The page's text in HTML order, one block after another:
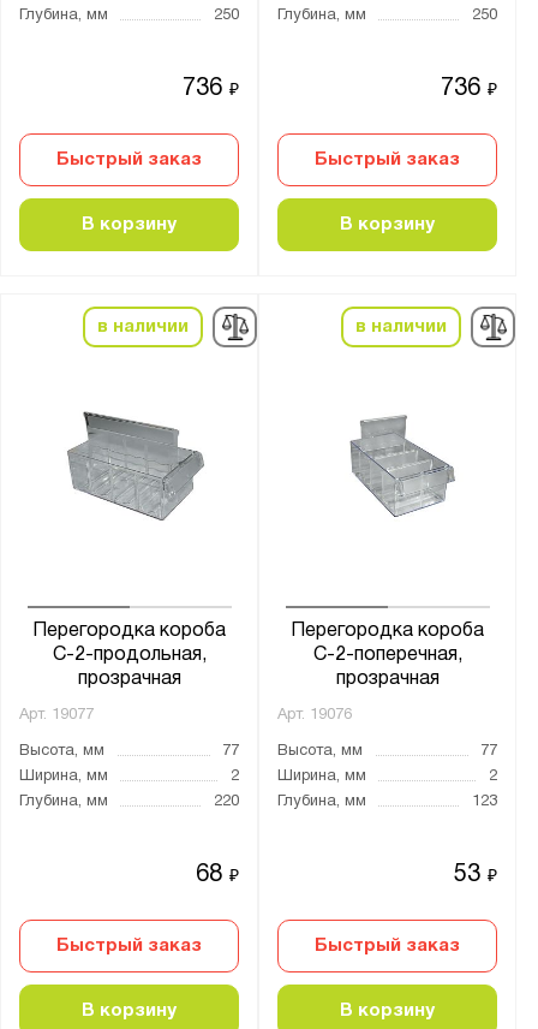
Глубина, мм
250
736₽
Быстрый заказ
В корзину
Глубина, мм
250
736₽
Быстрый заказ
В корзину
в наличии
Перегородка короба
С-2-продольная,
прозрачная
Арт. 19077
Высота, мм
77
Ширина, мм
2
Глубина, мм
220
68₽
Быстрый заказ
В корзину
в наличии
Перегородка короба
С-2-поперечная,
прозрачная
Арт. 19076
Высота, мм
77
Ширина, мм
2
Глубина, мм
123
53₽
Быстрый заказ
В корзину